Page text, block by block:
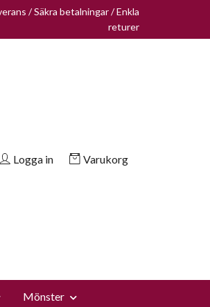
/ Säkra betalningar / Enkla
returer
Logga in Varukorg
Mönster